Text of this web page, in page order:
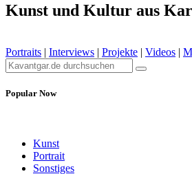
Kunst und Kultur aus
Portraits | Interviews | Projekte | Videos |
Popular Now
Kunst
Portrait
Sonstiges